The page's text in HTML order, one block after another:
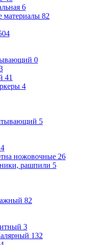
6
82
0
41
4
5
ножовочные 26
рашпили 5
82
3
132